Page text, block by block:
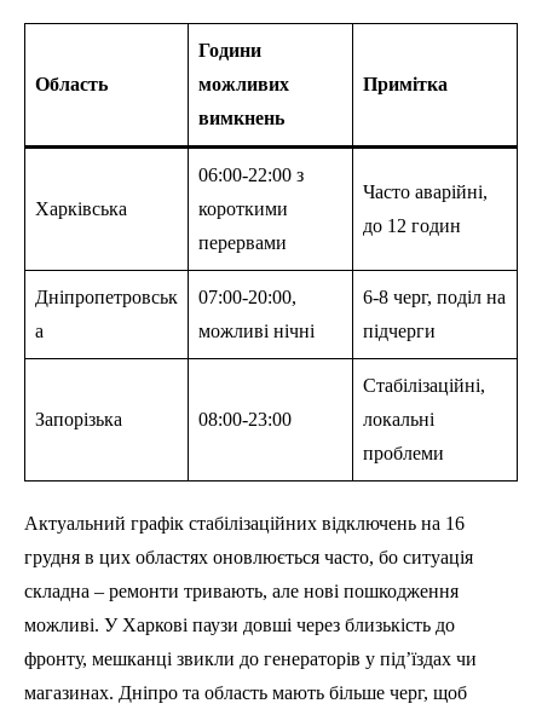
Область
Години
можливих
вимкнень
Примітка
Харківська
06:00-22:00 з
короткими
перервами
Часто аварійні,
до 12 годин
Дніпропетровськ
а
07:00-20:00,
можливі нічні
6-8 черг, поділ на
підчерги
Запорізька 08:00-23:00
Стабілізаційні,
локальні
проблеми
Актуальний графік стабілізаційних відключень на 16
грудня в цих областях оновлюється часто, бо ситуація
складна – ремонти тривають, але нові пошкодження
можливі. У Харкові паузи довші через близькість до
фронту, мешканці звикли до генераторів у під’їздах чи
магазинах. Дніпро та область мають більше черг, щоб